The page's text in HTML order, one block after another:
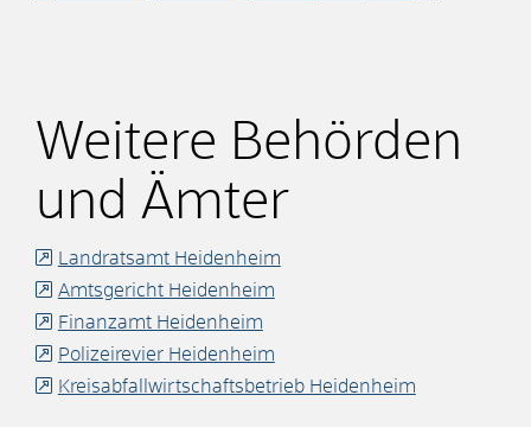
Weitere Behörden
und Ämter
Landratsamt Heidenheim
Amtsgericht Heidenheim
Finanzamt Heidenheim
Polizeirevier Heidenheim
Kreisabfallwirtschaftsbetrieb Heidenheim